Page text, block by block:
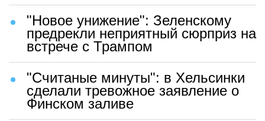
"Новое унижение": Зеленскому
предрекли неприятный сюрприз на
встрече с Трампом
"Считаные минуты": в Хельсинки
сделали тревожное заявление о
Финском заливе